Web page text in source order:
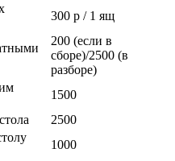
300 р / 1 ящ
200 (если в
сборе)/2500 (в
разборе)
1500
2500
1000